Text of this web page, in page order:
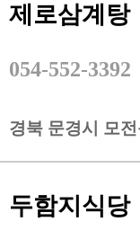
제로삼계탕
054-552-3392
경북 문경시 모
두함지식당